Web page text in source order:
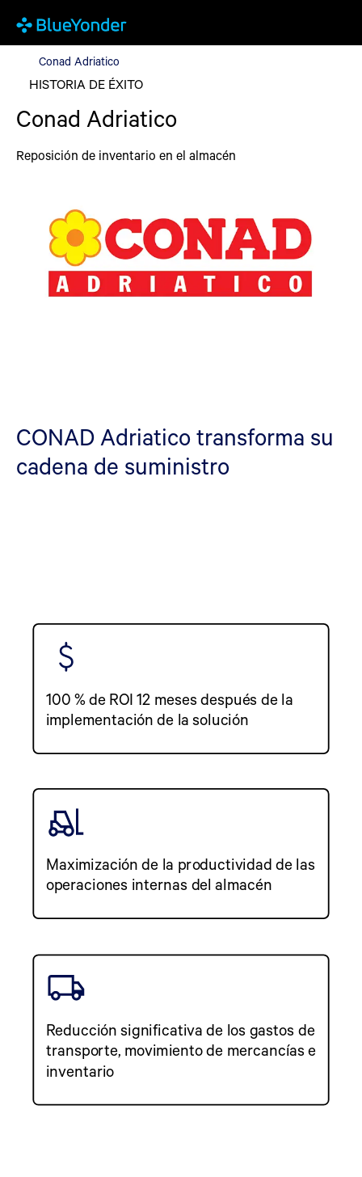
Conad Adriatico
Conad Adriatico
HISTORIA DE ÉXITO
Conad Adriatico
Reposición de inventario en el almacén
CONAD Adriatico transforma su
cadena de suministro
100 % de ROI 12 meses después de la
implementación de la solución
Maximización de la productividad de las
operaciones internas del almacén
Reducción significativa de los gastos de
transporte, movimiento de mercancías e
inventario